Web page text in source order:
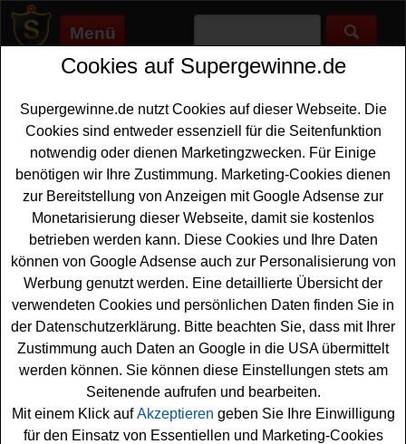
Menü
Supergewinne.de>Gewinnspiele>Reise Gewinnspiele>Leitner
Anzeige:
Anzeige:
Leitner Reisen Gewinnspiel -
Kreuzfahrt gewinnen
Wer gern eine tolle FlussKreuzfahrt gewinnenmöchte,
sollte bei diesem kostenlosen Leitner Reisen
Gewinnspiel mitmachen. Leitner Reisen verlost als
Hauptgewinn eine Schnupper-Flusskreuzfahrt auf dem
Rhein für zwei Personen. Weiterhin wartet eine
individuell zusammengestellte GOLDNERReise
Kollektion im Wert von über 500 Euro auf einen
glückliche Gewinner.
Cookies auf Supergewinne.de
Supergewinne.de nutzt Cookies auf dieser Webseite. Die
Cookies sind entweder essenziell für die Seitenfunktion
notwendig oder dienen Marketingzwecken. Für Einige
benötigen wir Ihre Zustimmung. Marketing-Cookies dienen
zur Bereitstellung von Anzeigen mit Google Adsense zur
Monetarisierung dieser Webseite, damit sie kostenlos
betrieben werden kann. Diese Cookies und Ihre Daten
können von Google Adsense auch zur Personalisierung von
Werbung genutzt werden. Eine detaillierte Übersicht der
verwendeten Cookies und persönlichen Daten finden Sie in
der Datenschutzerklärung. Bitte beachten Sie, dass mit Ihrer
Zustimmung auch Daten an Google in die USA übermittelt
werden können. Sie können diese Einstellungen stets am
Seitenende aufrufen und bearbeiten.
Mit einem Klick aufAkzeptieren geben Sie Ihre Einwilligung
für den Einsatz von Essentiellen und Marketing-Cookies